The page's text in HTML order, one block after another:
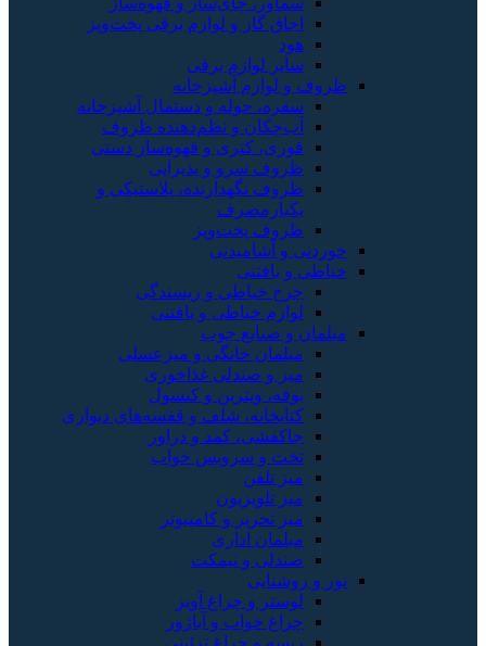
اجاق گاز و لوازم برقی پخت‌وپز
هود
سایر لوازم برقی
ظروف و لوازم آشپزخانه
سفره، حوله و دستمال آشپزخانه
آب‌چکان و نظم‌دهنده ظروف
قوری، کتری و قهوه‌ساز دستی
ظروف سرو و پذیرایی
ظروف نگهدارنده، پلاستیکی و
یکبارمصرف
ظروف پخت‌وپز
خوردنی و آشامیدنی
خیاطی و بافتنی
چرخ خیاطی و ریسندگی
لوازم خیاطی و بافتنی
مبلمان و صنایع چوب
مبلمان خانگی و میزعسلی
میز و صندلی غذاخوری
بوفه، ویترین و کنسول
کتابخانه، شلف و قفسه‌های دیواری
جاکفشی، کمد و دراور
تخت و سرویس خواب
میز تلفن
میز تلویزیون
میز تحریر و کامپیوتر
مبلمان اداری
صندلی و نیمکت
نور و روشنایی
لوستر و چراغ آویز
چراغ خواب و آباژور